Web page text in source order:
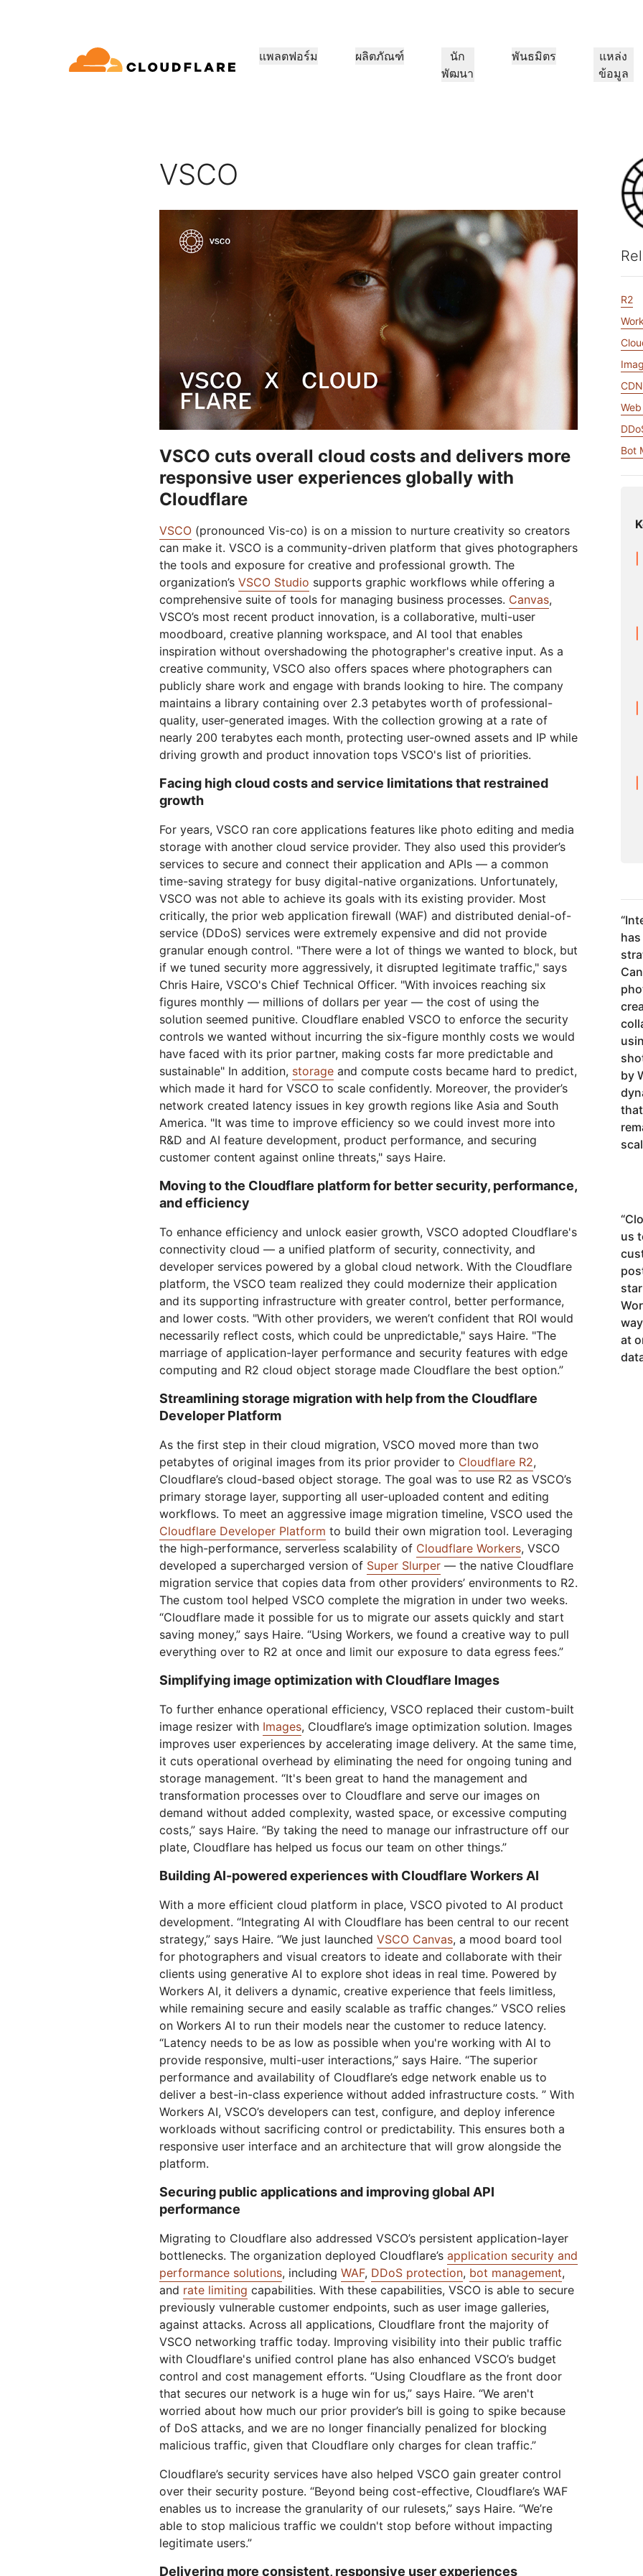
แพลตฟอร์ม
แอปเว็บและ API ที่ปลอดภัย
ปรับปรุงเครือข่ายให้ทันสมัย
การสร้างเครือข่ายร้านกาแฟ
การปรับปรุง WAN ให้ทันสมัย
การป้องกันเครือข่าย
การปฏิบัติตามข้อมูล
ปฏิบัติตามกฎระเบียบและลดความ
เสี่ยงอย่างมีประสิทธิภาพ
การเข้ารหัสโพสต์ควอนตัม
ปกป้องข้อมูลและปฏิบัติตาม
มาตรฐานการปฏิบัติตามข้อกำหนด
เกม
ภาครัฐ
แหล่งข้อมูล
คู่มือผลิตภัณฑ์
สถาปัตยกรรมอ้างอิง
รายงานนักวิเคราะห์
มีส่วนร่วม
การสาธิต
การสัมมนาผ่านเว็บ
ผลิตภัณฑ์
การป้องกัน DDoS L7
ไฟร์วอลล์แอปพลิเคชันบนเว็บ
การรักษาความปลอดภัย API
การกําหนดเส้นทางอัจฉริยะ
Load balancing
เชื่อมโยงเครือข่ายภายใน
การกําหนดเส้นทางอัจฉริยะ
แผนธุรกิจขนาดเล็ก แผนรายบุคคล เปรียบเทียบแผน
นัก
พัฒนา
คำนวณ
Observability
บันทึก เมตริก และการติดตาม
Workers
สร้างและปรับใช้แอปแบบไร้
สื่อ
รูปภาพ
แปลงและเพิ่มประสิทธิภาพของภาพ
Realtime
สร้างแอปเสียง/วิดีโอแบบเรียลไทม์
การจัดเก็บข้อมูลและฐาน
ข้อมูล
สร้างฐานข้อมูล SQL แบบไร้
จัดเก็บข้อมูลโดยไม่ต้องเสียค่า
ธรรมเนียมออกที่มีราคาแพง
การเก็บ key-value แบบไร้
เซิร์ฟเวอร์สำหรับแอปพลิเคชัน
จัดเก็บข้อมูลโดยไม่ต้องเสียค่า
ธรรมเนียม egree ที่แพง
พันธมิตร
โปรแกรม PowerUP
ขยายธุรกิจในขณะที่ดูแลการเชื่อม
ต่อและปกป้องลูกค้าของคุณ
พันธมิตรทางเทคโนโลยี
สำรวจระบบนิเวศของพันธมิตรและผู้
ติดตั้งระบบเทคโนโลยีของเรา
ผู้ติดตั้งระบบระดับโลก
รองรับการเปลี่ยนแปลงทางดิจิทัล
ขนาดใหญ่แบบไร้รอยต่อ
คุณค่าของเรา
แหล่ง
ข้อมูล
ต้องการ
คำแนะนำที่เป็นประโยชน์ แผน
กลยุทธ์ และอื่นๆ อีกมากมาย
ข้อมูลเชิงลึกจากการวิจัยของ
Cloudflare
การเจาะลึกทางเทคนิคและข่าวสาร
ผลิตภัณฑ์
สถาปัตยกรรมอ้างอิง
คู่มือทางเทคนิค
โซลูชันและคำแนะนำเกี่ยวกับผลิตภัณฑ์
เอกสารประกอบผลิตภัณฑ์
เอกส
เอกสา
theNET
ข้อมูลเชิงลึกสำหรับ
องค์กรดิจิทัล
Cloudflare TV
ซีรีส์และกิจกรรม
นวัตกรรมใหม่
การวิจัยและการ
ดำเนินการด้านภัย
ความเป็นส่วนตัว
นโยบาย ข้อมูล และการคุ้มครอง
ความน่าเชื่อถือ
นโยบาย กระบวนการ และความ
ปลอดภัย
การปฏิบั
สาธารณประโยชน์
มนุษยธรรม
Project Galileo
ภาครัฐ
Athenian Project
การเลือกตั้ง
Cloudflare for Campaigns
VSCO
VSCO cuts overall cloud costs and delivers more
responsive user experiences globally with
Cloudflare
VSCO (pronounced Vis-co) is on a mission to nurture creativity so creators
can make it. VSCO is a community-driven platform that gives photographers
the tools and exposure for creative and professional growth. The
organization’s VSCO Studio supports graphic workflows while offering a
comprehensive suite of tools for managing business processes. Canvas,
VSCO’s most recent product innovation, is a collaborative, multi-user
moodboard, creative planning workspace, and AI tool that enables
inspiration without overshadowing the photographer's creative input. As a
creative community, VSCO also offers spaces where photographers can
publicly share work and engage with brands looking to hire. The company
maintains a library containing over 2.3 petabytes worth of professional-
quality, user-generated images. With the collection growing at a rate of
nearly 200 terabytes each month, protecting user-owned assets and IP while
driving growth and product innovation tops VSCO's list of priorities.
Facing high cloud costs and service limitations that restrained
growth
For years, VSCO ran core applications features like photo editing and media
storage with another cloud service provider. They also used this provider’s
services to secure and connect their application and APIs — a common
time-saving strategy for busy digital-native organizations. Unfortunately,
VSCO was not able to achieve its goals with its existing provider. Most
critically, the prior web application firewall (WAF) and distributed denial-of-
service (DDoS) services were extremely expensive and did not provide
granular enough control. "There were a lot of things we wanted to block, but
if we tuned security more aggressively, it disrupted legitimate traffic," says
Chris Haire, VSCO's Chief Technical Officer. "With invoices reaching six
figures monthly — millions of dollars per year — the cost of using the
solution seemed punitive. Cloudflare enabled VSCO to enforce the security
controls we wanted without incurring the six-figure monthly costs we would
have faced with its prior partner, making costs far more predictable and
sustainable" In addition, storage and compute costs became hard to predict,
which made it hard for VSCO to scale confidently. Moreover, the provider’s
network created latency issues in key growth regions like Asia and South
America. "It was time to improve efficiency so we could invest more into
R&D and AI feature development, product performance, and securing
customer content against online threats," says Haire.
Moving to the Cloudflare platform for better security, performance,
and efficiency
To enhance efficiency and unlock easier growth, VSCO adopted Cloudflare's
connectivity cloud — a unified platform of security, connectivity, and
developer services powered by a global cloud network. With the Cloudflare
platform, the VSCO team realized they could modernize their application
and its supporting infrastructure with greater control, better performance,
and lower costs. "With other providers, we weren’t confident that ROI would
necessarily reflect costs, which could be unpredictable," says Haire. "The
marriage of application-layer performance and security features with edge
computing and R2 cloud object storage made Cloudflare the best option.”
Streamlining storage migration with help from the Cloudflare
Developer Platform
As the first step in their cloud migration, VSCO moved more than two
petabytes of original images from its prior provider to Cloudflare R2,
Cloudflare’s cloud-based object storage. The goal was to use R2 as VSCO’s
primary storage layer, supporting all user-uploaded content and editing
workflows. To meet an aggressive image migration timeline, VSCO used the
Cloudflare Developer Platform to build their own migration tool. Leveraging
the high-performance, serverless scalability of Cloudflare Workers, VSCO
developed a supercharged version of Super Slurper — the native Cloudflare
migration service that copies data from other providers’ environments to R2.
The custom tool helped VSCO complete the migration in under two weeks.
“Cloudflare made it possible for us to migrate our assets quickly and start
saving money,” says Haire. “Using Workers, we found a creative way to pull
everything over to R2 at once and limit our exposure to data egress fees.”
Simplifying image optimization with Cloudflare Images
To further enhance operational efficiency, VSCO replaced their custom-built
image resizer with Images, Cloudflare’s image optimization solution. Images
improves user experiences by accelerating image delivery. At the same time,
it cuts operational overhead by eliminating the need for ongoing tuning and
storage management. “It's been great to hand the management and
transformation processes over to Cloudflare and serve our images on
demand without added complexity, wasted space, or excessive computing
costs,” says Haire. “By taking the need to manage our infrastructure off our
plate, Cloudflare has helped us focus our team on other things.”
Building AI-powered experiences with Cloudflare Workers AI
With a more efficient cloud platform in place, VSCO pivoted to AI product
development. “Integrating AI with Cloudflare has been central to our recent
strategy,” says Haire. “We just launched VSCO Canvas, a mood board tool
for photographers and visual creators to ideate and collaborate with their
clients using generative AI to explore shot ideas in real time. Powered by
Workers AI, it delivers a dynamic, creative experience that feels limitless,
while remaining secure and easily scalable as traffic changes.” VSCO relies
on Workers AI to run their models near the customer to reduce latency.
“Latency needs to be as low as possible when you're working with AI to
provide responsive, multi-user interactions,” says Haire. “The superior
performance and availability of Cloudflare’s edge network enable us to
deliver a best-in-class experience without added infrastructure costs. ” With
Workers AI, VSCO’s developers can test, configure, and deploy inference
workloads without sacrificing control or predictability. This ensures both a
responsive user interface and an architecture that will grow alongside the
platform.
Securing public applications and improving global API
performance
Migrating to Cloudflare also addressed VSCO’s persistent application-layer
bottlenecks. The organization deployed Cloudflare’s application security and
performance solutions, including WAF, DDoS protection, bot management,
and rate limiting capabilities. With these capabilities, VSCO is able to secure
previously vulnerable customer endpoints, such as user image galleries,
against attacks. Across all applications, Cloudflare front the majority of
VSCO networking traffic today. Improving visibility into their public traffic
with Cloudflare's unified control plane has also enhanced VSCO’s budget
control and cost management efforts. “Using Cloudflare as the front door
that secures our network is a huge win for us,” says Haire. “We aren't
worried about how much our prior provider’s bill is going to spike because
of DoS attacks, and we are no longer financially penalized for blocking
malicious traffic, given that Cloudflare only charges for clean traffic.”
Cloudflare’s security services have also helped VSCO gain greater control
over their security posture. “Beyond being cost-effective, Cloudflare’s WAF
enables us to increase the granularity of our rulesets,” says Haire. “We’re
able to stop malicious traffic we couldn't stop before without impacting
legitimate users.”
Delivering more consistent, responsive user experiences
R2
CDN
Bot
“
by
“
us
at